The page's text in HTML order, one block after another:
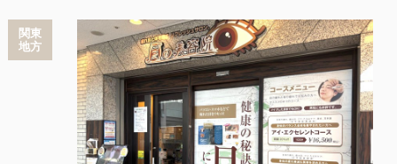
関東
地方